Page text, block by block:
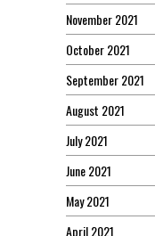
November 2021
October 2021
September 2021
August 2021
July 2021
June 2021
May 2021
April 2021